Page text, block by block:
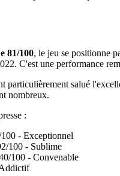
81/100, le jeu se positionne
C'est une performance
particulièrement salué
nombreux.
:
- Exceptionnel
100 - Sublime
100 - Convenable